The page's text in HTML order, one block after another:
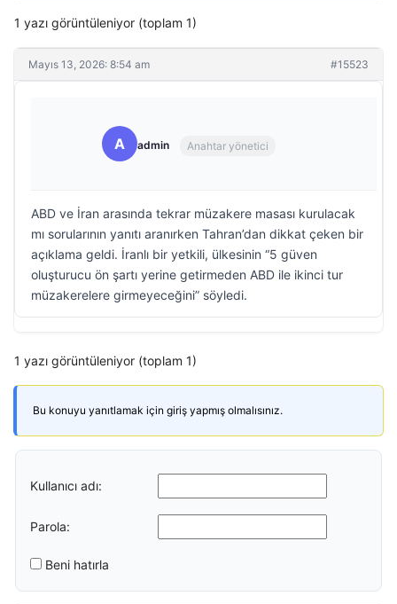
1 yazı görüntüleniyor (toplam 1)
Mayıs 13, 2026: 8:54 am #15523
A admin Anahtar yönetici
ABD ve İran arasında tekrar müzakere masası kurulacak
mı sorularının yanıtı aranırken Tahran’dan dikkat çeken bir
açıklama geldi. İranlı bir yetkili, ülkesinin “5 güven
oluşturucu ön şartı yerine getirmeden ABD ile ikinci tur
müzakerelere girmeyeceğini” söyledi.
1 yazı görüntüleniyor (toplam 1)
Bu konuyu yanıtlamak için giriş yapmış olmalısınız.
Kullanıcı adı:
Parola:
Beni hatırla